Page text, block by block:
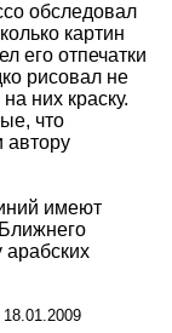
обследовал
картин
его отпечатки
рисовал не
них краску.
что
автору
имеют
арабских
18.01.2009